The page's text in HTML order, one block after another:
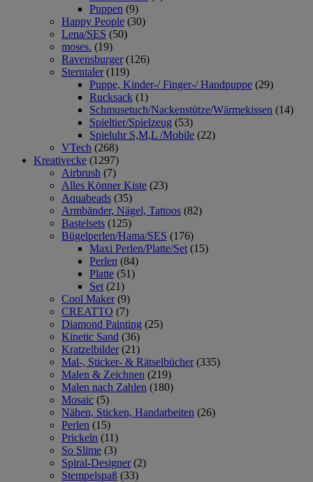
Puppen (9)
Happy People (30)
Lena/SES (50)
moses. (19)
Ravensburger (126)
Sterntaler (119)
Puppe, Kinder-/ Finger-/ Handpuppe (29)
Rucksack (1)
Schmusetuch/Nackenstütze/Wärmekissen (14)
Spieltier/Spielzeug (53)
Spieluhr S,M,L /Mobile (22)
VTech (268)
Kreativecke (1297)
Airbrush (7)
Alles Könner Kiste (23)
Aquabeads (35)
Armbänder, Nägel, Tattoos (82)
Bastelsets (125)
Bügelperlen/Hama/SES (176)
Maxi Perlen/Platte/Set (15)
Perlen (84)
Platte (51)
Set (21)
Cool Maker (9)
CREATTO (7)
Diamond Painting (25)
Kinetic Sand (36)
Kratzelbilder (21)
Mal-, Sticker- & Rätselbücher (335)
Malen & Zeichnen (219)
Malen nach Zahlen (180)
Mosaic (5)
Nähen, Sticken, Handarbeiten (26)
Perlen (15)
Prickeln (11)
So Slime (3)
Spiral-Designer (2)
Stempelspaß (33)